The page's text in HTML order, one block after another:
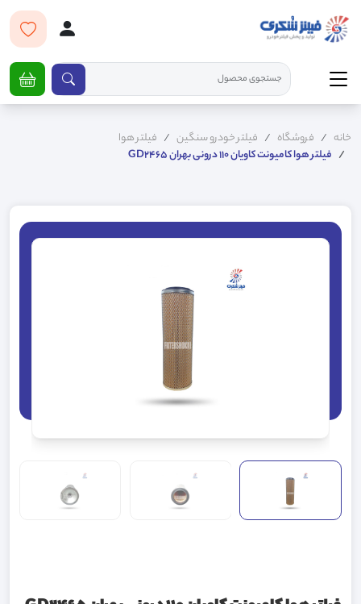
خانه فروشگاه فیلتر خودرو سنگین
فیلتر هوا
فیلتر هوا کامیونت کاویان 110 درونی بهران GD2465